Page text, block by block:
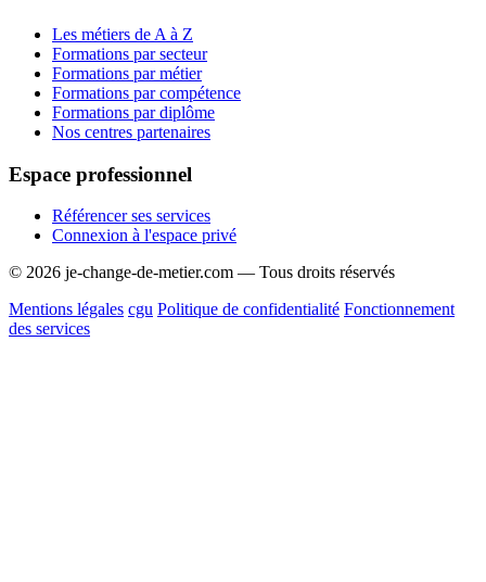
Les métiers de A à Z
Formations par secteur
Formations par métier
Formations par compétence
Formations par diplôme
Nos centres partenaires
Espace professionnel
Référencer ses services
Connexion à l'espace privé
© 2026 je-change-de-metier.com — Tous droits réservés
Mentions légales cgu Politique de confidentialité Fonctionnement
des services